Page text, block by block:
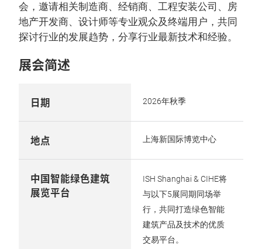
会，邀请相关制造商、经销商、工程安装公司、房
地产开发商、设计师等专业观众及终端用户，共同
探讨行业的发展趋势，分享行业最新技术和经验。
展会简述
日期 2026年秋季
地点 上海新国际博览中心
中国智能绿色建筑
展览平台
ISH Shanghai & CIHE将
与以下5展同期同场举
行，共同打造绿色智能
建筑产品及技术的优质
交易平台。